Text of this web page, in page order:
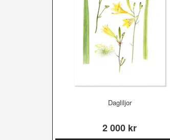
Dagliljor
2 000 kr